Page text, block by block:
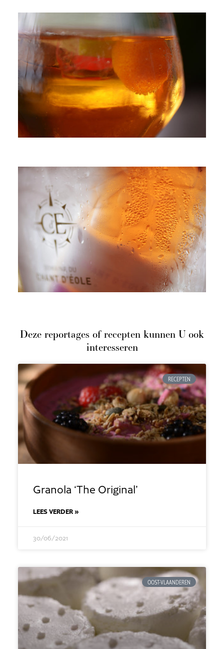
Deze reportages of recepten kunnen U ook
interesseren
RECEPTEN
Granola ‘The Original’
LEES VERDER »
30/06/2021
OOST-VLAANDEREN